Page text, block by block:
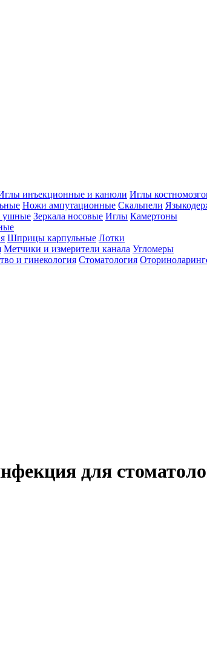
инъекционные и канюли Иглы
Ножи ампутационные Скальпели
ушные Зеркала носовые Иглы Камертоны
Шприцы карпульные Лотки
Метчики и измерители канала Угломеры
и гинекология Стоматология
для